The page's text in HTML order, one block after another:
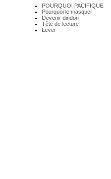
POURQUOI PACIFIQUE
Pourquoi le masquer
Devenir dindon
Tête de lecture
Lever